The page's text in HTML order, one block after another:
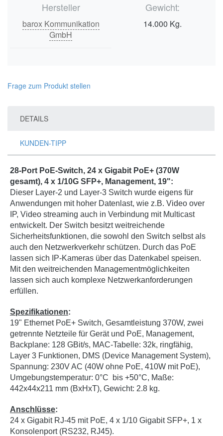
Hersteller
barox Kommunikation
GmbH
Gewicht:
14.000 Kg.
Frage zum Produkt stellen
DETAILS
KUNDEN-TIPP
28-Port PoE-Switch, 24 x Gigabit PoE+ (370W
gesamt), 4 x 1/10G SFP+, Management, 19":
Dieser Layer-2 und Layer-3 Switch wurde eigens für
Anwendungen mit hoher Datenlast, wie z.B. Video over
IP, Video streaming auch in Verbindung mit Multicast
entwickelt. Der Switch besitzt weitreichende
Sicherheitsfunktionen, die sowohl den Switch selbst als
auch den Netzwerkverkehr schützen. Durch das PoE
lassen sich IP-Kameras über das Datenkabel speisen.
Mit den weitreichenden Managementmöglichkeiten
lassen sich auch komplexe Netzwerkanforderungen
erfüllen.
Spezifikationen:
19" Ethernet PoE+ Switch, Gesamtleistung 370W, zwei
getrennte Netzteile für Gerät und PoE, Management,
Backplane: 128 GBit/s, MAC-Tabelle: 32k, ringfähig,
Layer 3 Funktionen, DMS (Device Management System),
Spannung: 230V AC (40W ohne PoE, 410W mit PoE),
Umgebungstemperatur: 0°C bis +50°C, Maße:
442x44x211 mm (BxHxT), Gewicht: 2.8 kg.
Anschlüsse:
24 x Gigabit RJ-45 mit PoE, 4 x 1/10 Gigabit SFP+, 1 x
Konsolenport (RS232, RJ45).